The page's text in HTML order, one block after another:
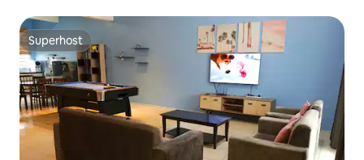
Superhost
Superhost